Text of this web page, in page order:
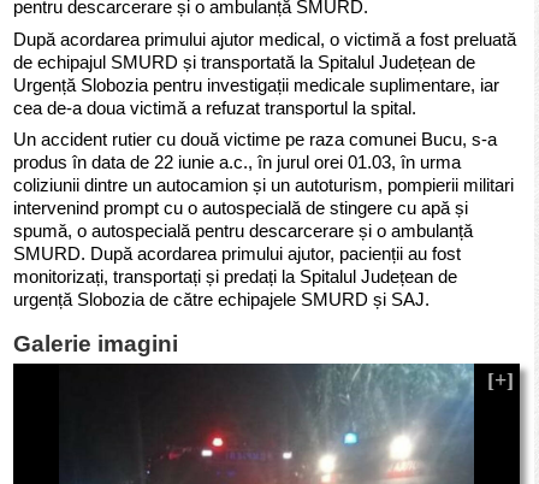
pentru descarcerare și o ambulanță SMURD.
După acordarea primului ajutor medical, o victimă a fost preluată
de echipajul SMURD și transportată la Spitalul Județean de
Urgență Slobozia pentru investigații medicale suplimentare, iar
cea de-a doua victimă a refuzat transportul la spital.
Un accident rutier cu două victime pe raza comunei Bucu, s-a
produs în data de 22 iunie a.c., în jurul orei 01.03, în urma
coliziunii dintre un autocamion și un autoturism, pompierii militari
intervenind prompt cu o autospecială de stingere cu apă și
spumă, o autospecială pentru descarcerare și o ambulanță
SMURD. După acordarea primului ajutor, pacienții au fost
monitorizați, transportați și predați la Spitalul Județean de
urgență Slobozia de către echipajele SMURD și SAJ.
Galerie imagini